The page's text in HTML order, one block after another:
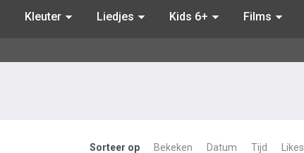
Kleuter Liedjes Kids 6+ Films
Sorteer op Bekeken Datum Tijd Likes